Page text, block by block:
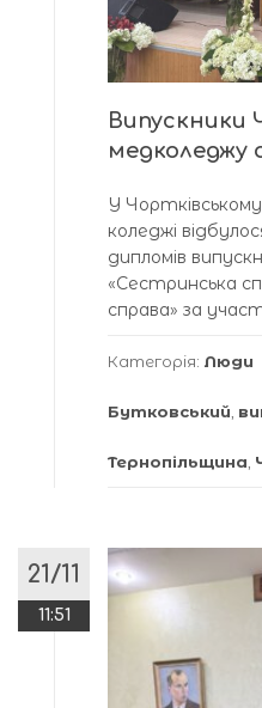
Випускники
медколеджу
У
коледжі
дипломів
«Сестринська
справа» за
Категорія: Люди
Бутковський,
Тернопільщина,
21/11
11:51